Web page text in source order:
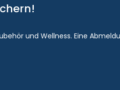
und Wellness. Eine